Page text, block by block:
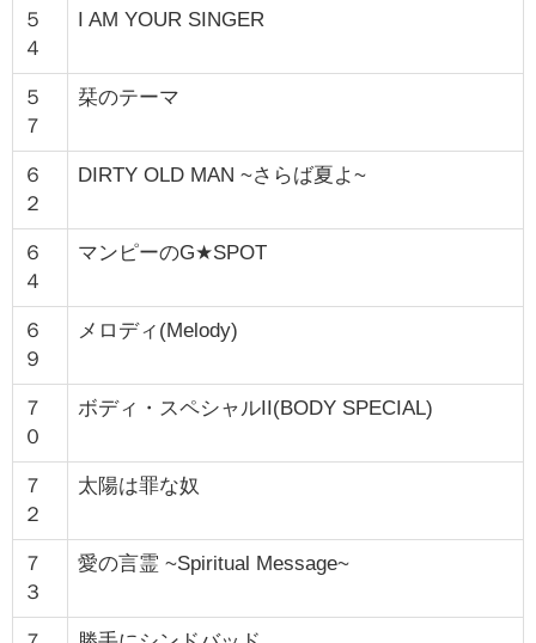
５
４
I AM YOUR SINGER
５
７
栞のテーマ
６
２
DIRTY OLD MAN ~さらば夏よ~
６
４
マンピーのG★SPOT
６
９
メロディ(Melody)
７
０
ボディ・スペシャルII(BODY SPECIAL)
７
２
太陽は罪な奴
７
３
愛の言霊 ~Spiritual Message~